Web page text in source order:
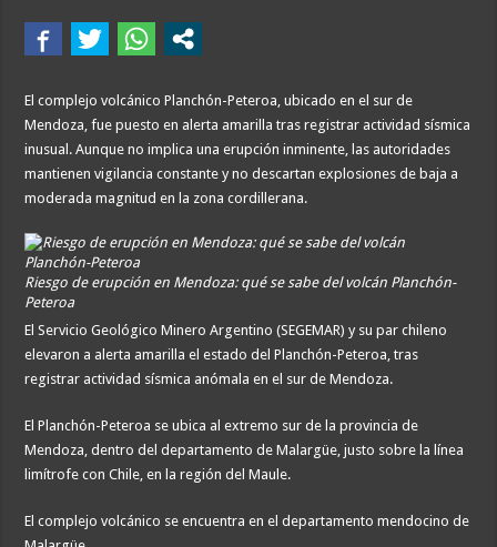
El complejo volcánico Planchón-Peteroa, ubicado en el sur de
Mendoza, fue puesto en alerta amarilla tras registrar actividad sísmica
inusual. Aunque no implica una erupción inminente, las autoridades
mantienen vigilancia constante y no descartan explosiones de baja a
moderada magnitud en la zona cordillerana.
Riesgo de erupción en Mendoza: qué se sabe del volcán Planchón-
Peteroa
El Servicio Geológico Minero Argentino (SEGEMAR) y su par chileno
elevaron a alerta amarilla el estado del Planchón-Peteroa, tras
registrar actividad sísmica anómala en el sur de Mendoza.
El Planchón-Peteroa se ubica al extremo sur de la provincia de
Mendoza, dentro del departamento de Malargüe, justo sobre la línea
limítrofe con Chile, en la región del Maule.
El complejo volcánico se encuentra en el departamento mendocino de